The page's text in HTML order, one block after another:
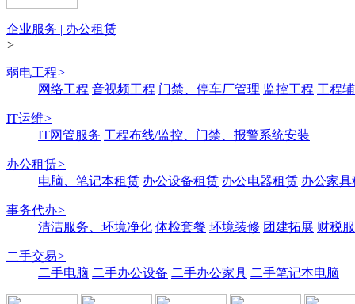
企业服务 | 办公租赁
>
弱电工程>
网络工程 音视频工程 门禁、停车厂管理 监控工程 工程
IT运维>
IT网管服务 工程布线/监控、门禁、报警系统安装
办公租赁>
电脑、笔记本租赁 办公设备租赁 办公电器租赁 办公家具
事务代办>
清洁服务、环境净化 体检套餐 环境装修 团建拓展 财税
二手交易>
二手电脑 二手办公设备 二手办公家具 二手笔记本电脑